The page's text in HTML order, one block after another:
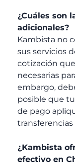
¿Cuáles son
adicionales?
Kambista no
sus servicios
cotización
necesarias
embargo,
posible que
de pago
transferencias
¿Kambista
efectivo en